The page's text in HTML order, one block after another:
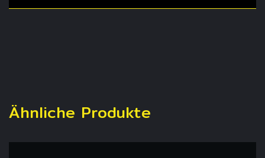
Ähnliche Produkte